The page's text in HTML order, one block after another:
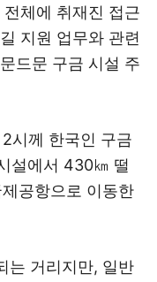
체에 취재진 접근
지원 업무와 관련
드문 구금 시설 주
시께 한국인 구금
설에서 430㎞ 떨
공항으로 이동한
는 거리지만, 일반